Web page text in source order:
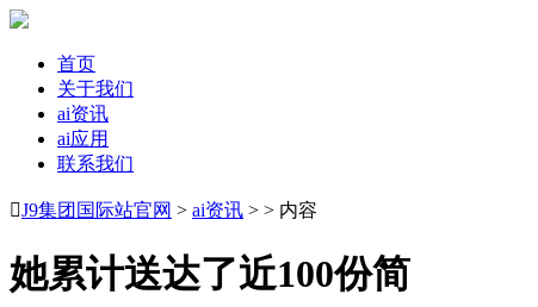
首页
关于我们
ai资讯
ai应用
联系我们
J9集团国际站官网 > ai资讯 > > 内容
她累计送达了近100份简